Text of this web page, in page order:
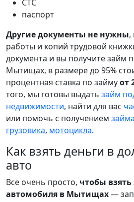
СТС
паспорт
Другие документы не нужны,
работы и копий трудовой
документа и вы получите займ
Мытищах, в размере до 95%
процентная ставка по займуот
того, мы готовы выдать займ
недвижимости, найти для вас
или помочь с получением
грузовика, мотоцикла.
Как взять деньги в
авто
Все очень просто, чтобы
автомобиля в Мытищах—